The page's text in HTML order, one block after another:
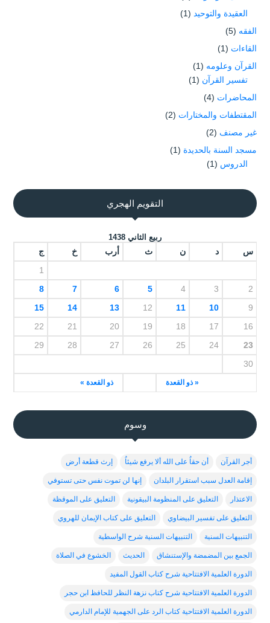
العقيدة والتوحيد (1)
الفقه (5)
القاءات (1)
القرآن وعلومه (1)
تفسير القرآن (1)
المحاضرات (4)
المقتطفات والمختارات (2)
غير مصنف (2)
مسجد السنة بالحديدة (1)
الدروس (1)
التقويم الهجري
ربيع الثاني 1438
س د ن ث أرب خ ج
« ذو القعدة ذو القعدة »
1
2
3
4
5
6
7
8
9
10
11
12
13
14
15
16
17
18
19
20
21
22
23
24
25
26
27
28
29
30
وسوم
أجر القرآن أن حقاُ على الله ألا يرفع شيئاُ إرث قطعة أرض
إقامة العدل سبب استقرار البلدان إنها لن تموت نفس حتى تستوفي
الاعتذار التعليق على المنظومة البيقونية التعليق على الموقظة
التعليق على تفسير البيضاوي التعليق على كتاب الإيمان للهروي
التنبيهات السنية التنبيهات السنية شرح الواسطية
الجمع بين المضمضة والإستنشاق الحديث الخشوع في الصلاة
الدورة العلمية الافتتاحية شرح كتاب القول المفيد
الدورة العلمية الافتتاحية شرح كتاب نزهة النظر للحافظ ابن حجر
الدورة العلمية الافتتاحية كتاب الرد على الجهمية للإمام الدارمي